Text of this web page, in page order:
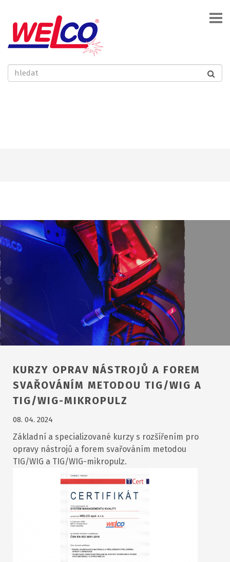
KURZY OPRAV NÁSTROJŮ A FOREM
SVAŘOVÁNÍM METODOU TIG/WIG A
TIG/WIG-MIKROPULZ
08. 04. 2024
Základní a specializované kurzy s rozšířením pro
opravy nástrojů a forem svařováním metodou
TIG/WIG a TIG/WIG-mikropulz.